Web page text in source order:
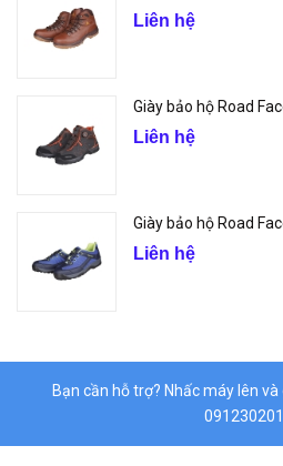
Liên hệ
Giày bảo hộ Road
Liên hệ
Giày bảo hộ Road
Liên hệ
Bạn cần hỗ trợ? Nhấc máy lên